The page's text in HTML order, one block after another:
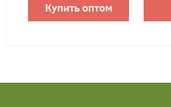
Купить оптом